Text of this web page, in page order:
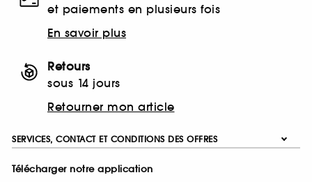
et paiements en plusieurs fois
En savoir plus
Retours
sous 14 jours
Retourner mon article
SERVICES, CONTACT ET CONDITIONS DES OFFRES
Télécharger notre application